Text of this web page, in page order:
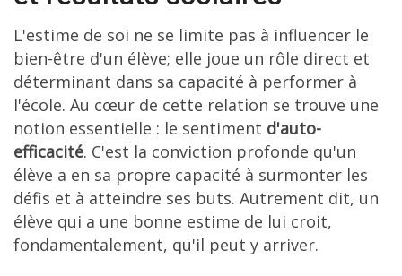
L'estime de soi ne se limite pas à influencer le
bien-être d'un élève; elle joue un rôle direct et
déterminant dans sa capacité à performer à
l'école. Au cœur de cette relation se trouve une
notion essentielle : le sentiment d'auto-
efficacité. C'est la conviction profonde qu'un
élève a en sa propre capacité à surmonter les
défis et à atteindre ses buts. Autrement dit, un
élève qui a une bonne estime de lui croit,
fondamentalement, qu'il peut y arriver.